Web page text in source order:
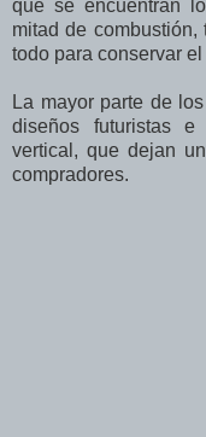
que se encuentran
mitad de
todo para conservar
La mayor parte de
diseños futuristas e
vertical, que dejan
compradores.